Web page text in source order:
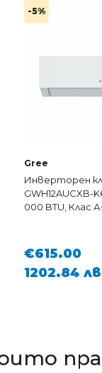
-5%
Gree
Инверторен
GWH12AUCXB-
000 BTU, Клас
€615.00
1202.84